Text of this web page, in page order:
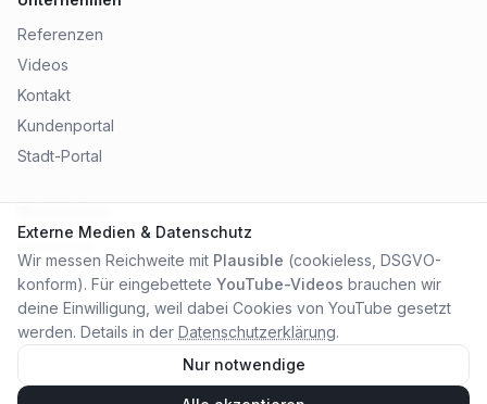
Referenzen
Videos
Kontakt
Kundenportal
Stadt-Portal
Datenschutz
AGB
Externe Medien & Datenschutz
Wir messen Reichweite mit Plausible (cookieless, DSGVO-
konform). Für eingebettete YouTube-Videos brauchen wir
deine Einwilligung, weil dabei Cookies von YouTube gesetzt
werden. Details in der Datenschutzerklärung.
Nur notwendige